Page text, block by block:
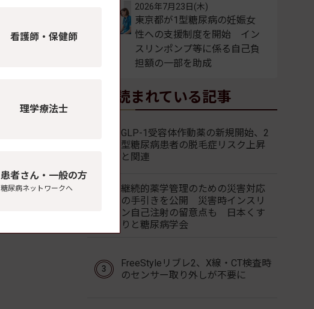
東京都が1型糖尿病の妊娠女
性への支援制度を開始 イン
スリンポンプ等に係る自己負
担額の一部を助成
2026年7月23日(木)
よく読まれている記事
GLP-1受容体作動薬の新規開始、2
型糖尿病患者の脱毛症リスク上昇
と関連
継続的薬学管理のための災害対応
の手引きを公開 災害時インスリ
ン自己注射の留意点も 日本くす
りと糖尿病学会
FreeStyleリブレ2、X線・CT検査時
のセンサー取り外しが不要に
看護師・保健師
理学療法士
患者さん・一般の方
糖尿病ネットワークへ